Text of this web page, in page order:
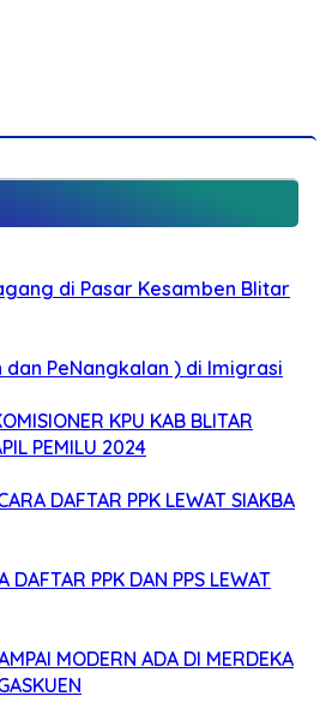
di Pasar Kesamben Blitar
dan PeNangkalan ) di Imigrasi
KPU KAB BLITAR
PEMILU 2024
DAFTAR PPK LEWAT SIAKBA
DAFTAR PPK DAN PPS LEWAT
MODERN ADA DI MERDEKA